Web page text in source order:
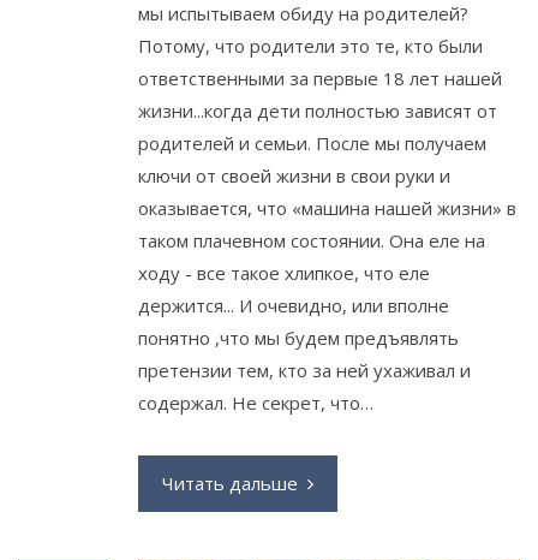
мы испытываем обиду на родителей?
Потому, что родители это те, кто были
ответственными за первые 18 лет нашей
жизни...когда дети полностью зависят от
родителей и семьи. После мы получаем
ключи от своей жизни в свои руки и
оказывается, что «машина нашей жизни» в
таком плачевном состоянии. Она еле на
ходу - все такое хлипкое, что еле
держится... И очевидно, или вполне
понятно ,что мы будем предъявлять
претензии тем, кто за ней ухаживал и
содержал. Не секрет, что…
Читать дальше